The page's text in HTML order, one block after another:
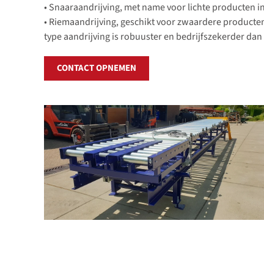
• Snaaraandrijving, met name voor lichte producten
• Riemaandrijving, geschikt voor zwaardere
type aandrijving is robuuster en bedrijfszekerder
CONTACT OPNEMEN